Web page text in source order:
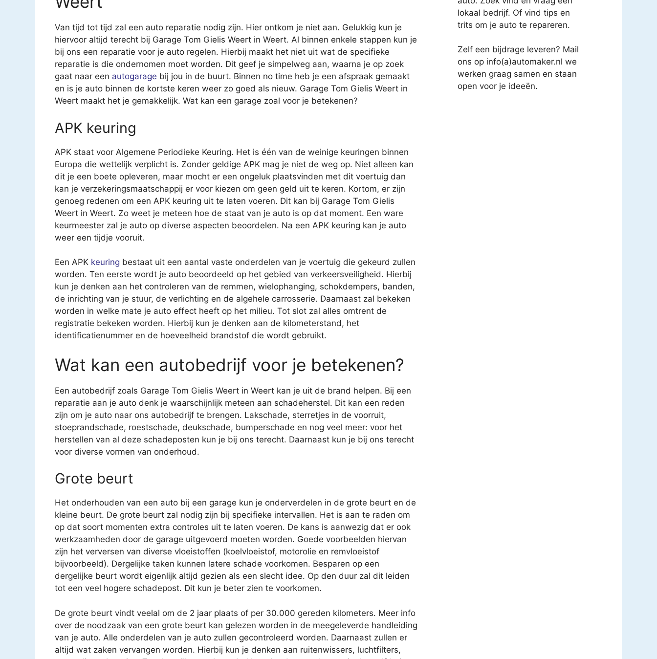
Van tijd tot tijd zal een auto reparatie nodig zijn. Hier ontkom je niet aan. Gelukkig kun je
hiervoor altijd terecht bij Garage Tom Gielis Weert in Weert. Al binnen enkele stappen kun je
bij ons een reparatie voor je auto regelen. Hierbij maakt het niet uit wat de specifieke
reparatie is die ondernomen moet worden. Dit geef je simpelweg aan, waarna je op zoek
gaat naar een autogarage bij jou in de buurt. Binnen no time heb je een afspraak gemaakt
en is je auto binnen de kortste keren weer zo goed als nieuw. Garage Tom Gielis Weert in
Weert maakt het je gemakkelijk. Wat kan een garage zoal voor je betekenen?
APK keuring
APK staat voor Algemene Periodieke Keuring. Het is één van de weinige keuringen binnen
Europa die wettelijk verplicht is. Zonder geldige APK mag je niet de weg op. Niet alleen kan
dit je een boete opleveren, maar mocht er een ongeluk plaatsvinden met dit voertuig dan
kan je verzekeringsmaatschappij er voor kiezen om geen geld uit te keren. Kortom, er zijn
genoeg redenen om een APK keuring uit te laten voeren. Dit kan bij Garage Tom Gielis
Weert in Weert. Zo weet je meteen hoe de staat van je auto is op dat moment. Een ware
keurmeester zal je auto op diverse aspecten beoordelen. Na een APK keuring kan je auto
weer een tijdje vooruit.
Een APK keuring bestaat uit een aantal vaste onderdelen van je voertuig die gekeurd zullen
worden. Ten eerste wordt je auto beoordeeld op het gebied van verkeersveiligheid. Hierbij
kun je denken aan het controleren van de remmen, wielophanging, schokdempers, banden,
de inrichting van je stuur, de verlichting en de algehele carrosserie. Daarnaast zal bekeken
worden in welke mate je auto effect heeft op het milieu. Tot slot zal alles omtrent de
registratie bekeken worden. Hierbij kun je denken aan de kilometerstand, het
identificatienummer en de hoeveelheid brandstof die wordt gebruikt.
Wat kan een autobedrijf voor je betekenen?
Een autobedrijf zoals Garage Tom Gielis Weert in Weert kan je uit de brand helpen. Bij een
reparatie aan je auto denk je waarschijnlijk meteen aan schadeherstel. Dit kan een reden
zijn om je auto naar ons autobedrijf te brengen. Lakschade, sterretjes in de voorruit,
stoeprandschade, roestschade, deukschade, bumperschade en nog veel meer: voor het
herstellen van al deze schadeposten kun je bij ons terecht. Daarnaast kun je bij ons terecht
voor diverse vormen van onderhoud.
Grote beurt
Het onderhouden van een auto bij een garage kun je onderverdelen in de grote beurt en de
kleine beurt. De grote beurt zal nodig zijn bij specifieke intervallen. Het is aan te raden om
op dat soort momenten extra controles uit te laten voeren. De kans is aanwezig dat er ook
werkzaamheden door de garage uitgevoerd moeten worden. Goede voorbeelden hiervan
zijn het verversen van diverse vloeistoffen (koelvloeistof, motorolie en remvloeistof
bijvoorbeeld). Dergelijke taken kunnen latere schade voorkomen. Besparen op een
dergelijke beurt wordt eigenlijk altijd gezien als een slecht idee. Op den duur zal dit leiden
tot een veel hogere schadepost. Dit kun je beter zien te voorkomen.
De grote beurt vindt veelal om de 2 jaar plaats of per 30.000 gereden kilometers. Meer info
over de noodzaak van een grote beurt kan gelezen worden in de meegeleverde handleiding
van je auto. Alle onderdelen van je auto zullen gecontroleerd worden. Daarnaast zullen er
altijd wat zaken vervangen worden. Hierbij kun je denken aan ruitenwissers, luchtfilters,
lokaal bedrijf. Of vind tips en
trits om je auto te repareren.
Zelf een bijdrage leveren? Mail
ons op info(a)automaker.nl we
werken graag samen en staan
open voor je ideeën.